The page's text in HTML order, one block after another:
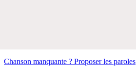
Chanson manquante ? Proposer les paroles